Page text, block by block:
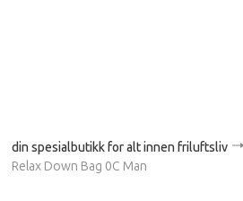
din spesialbutikk for alt innen friluftsliv
Relax Down Bag 0C Man